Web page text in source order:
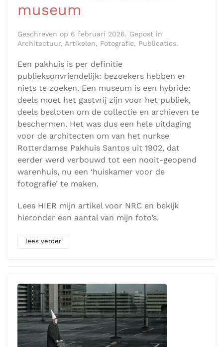
museum
Geschreven op 6 februari 2026. Gepost in
Architectuur, Artikelen, Fotografie, Publicaties.
Een pakhuis is per definitie
publieksonvriendelijk: bezoekers hebben er
niets te zoeken. Een museum is een hybride:
deels moet het gastvrij zijn voor het publiek,
deels besloten om de collectie en archieven te
beschermen. Het was dus een hele uitdaging
voor de architecten om van het nurkse
Rotterdamse Pakhuis Santos uit 1902, dat
eerder werd verbouwd tot een nooit-geopend
warenhuis, nu een ‘huiskamer voor de
fotografie’ te maken.
Lees HIER mijn artikel voor NRC en bekijk
hieronder een aantal van mijn foto’s.
lees verder